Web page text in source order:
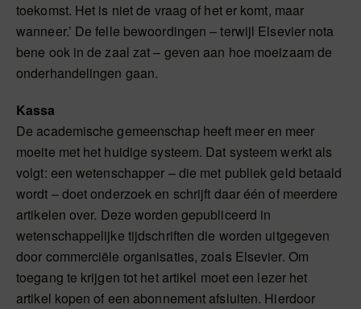
toekomst. Het is niet de vraag of het er komt, maar
wanneer.’ De felle bewoordingen – terwijl Elsevier nota
bene ook in de zaal zat – geven aan hoe moeizaam de
onderhandelingen gaan.
Kassa
De academische gemeenschap heeft meer en meer
moeite met het huidige systeem. Dat systeem werkt als
volgt: een wetenschapper – die met publiek geld betaald
wordt – doet onderzoek en schrijft daar één of meerdere
artikelen over. Deze worden gepubliceerd in
wetenschappelijke tijdschriften die worden uitgegeven
door commerciële organisaties, zoals Elsevier. Om
toegang te krijgen tot het artikel moet een lezer het
artikel kopen of een abonnement afsluiten. Hierdoor